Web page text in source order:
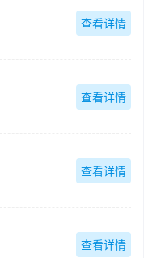
查看详情
查看详情
查看详情
查看详情